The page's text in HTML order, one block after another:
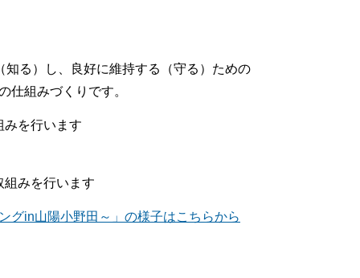
知る）し、良好に維持する（守る）ための
仕組みづくりです。
みを行います
組みを行います
グin山陽小野田～」の様子はこちらから